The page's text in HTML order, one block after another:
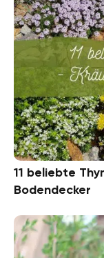
11 beliebte
Bodendecker